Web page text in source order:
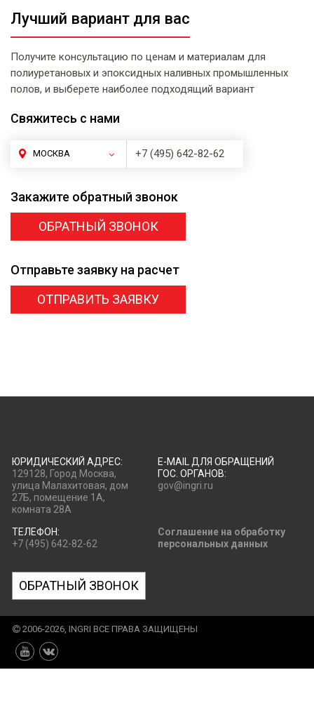
Лучший вариант для вас
Получите консультацию по ценам и материалам для
полиуретановых и эпоксидных наливных промышленных
полов, и выберете наиболее подходящий вариант
Свяжитесь с нами
МОСКВА +7 (495) 642-82-62
Закажите обратный звонок
ОБРАТНЫЙ ЗВОНОК
Отправьте заявку на расчет
ОТПРАВИТЬ ЗАЯВКУ
ЮРИДИЧЕСКИЙ АДРЕС:
129128, Город Москва,
улица Малахитовая, дом
27Б, помещение 1А,
комната 28А
E-MAIL ДЛЯ ОБРАЩЕНИЙ
ГОС. ОРГАНОВ:
gov@ingri.ru
ТЕЛЕФОН:
+7 (495) 642-82-62
Соглашение на обработку
персональных данных
ОБРАТНЫЙ ЗВОНОК
2006-2026, INGRI ВСЕ ПРАВА ЗАЩИЩЕНЫ